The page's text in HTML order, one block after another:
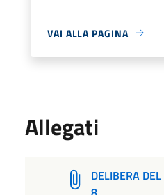
VAI ALLA PAGINA
Allegati
DELIBERA